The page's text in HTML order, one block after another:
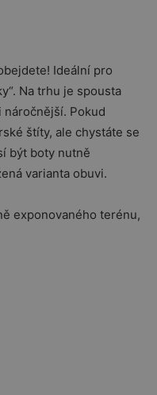
Ideální pro
Na trhu je spousta
náročnější. Pokud
štíty, ale chystáte se
být boty nutně
varianta obuvi.
exponovaného terénu,